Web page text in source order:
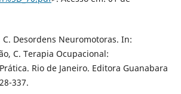
C. Desordens Neuromotoras. In:
C. Terapia Ocupacional:
Rio de Janeiro. Editora Guanabara
337.